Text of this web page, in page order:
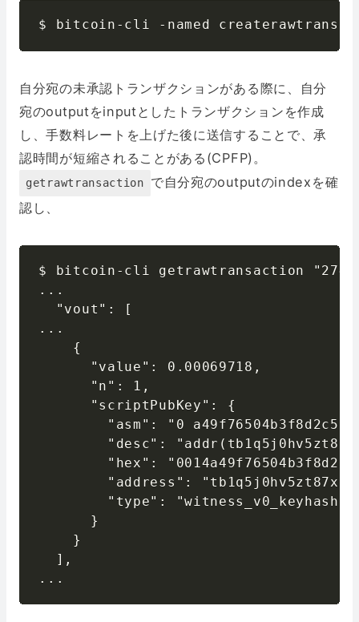
$ bitcoin-cli -named
自分宛の未承認トランザクションがある際に、自分
宛のoutputをinputとしたトランザクションを作成
し、手数料レートを上げた後に送信することで、承
認時間が短縮されることがある(CPFP)。
getrawtransaction
で自分宛のoutputのindexを確
認し、
$ bitcoin-cli getrawtransaction
...
  "vout": [
...
    {
      "value": 0.00069718,
      "n": 1,
      "scriptPubKey": {
"asm": "0
"desc":
"hex":
"address":
        "type": "witness_v0_keyhash"
      }
    }
  ],
...